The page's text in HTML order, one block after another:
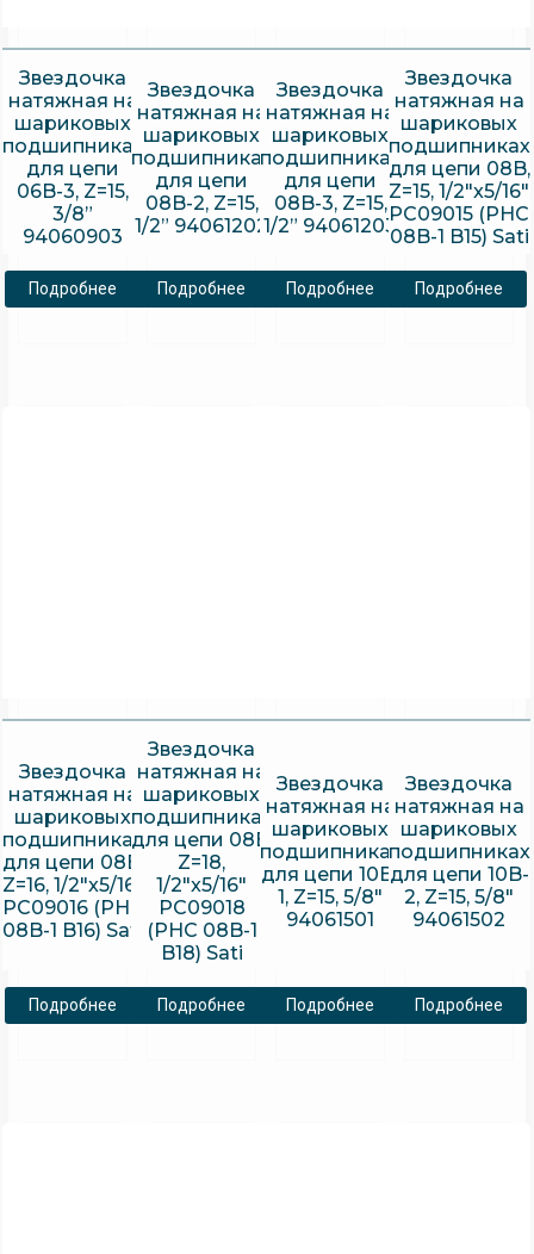
Звездочка
натяжная на
шариковых
подшипниках
для цепи
06B-3, Z=15,
3/8”
94060903
Подробнее
Звездочка
натяжная на
шариковых
подшипниках
для цепи
08B-2, Z=15,
1/2” 94061202
Подробнее
Звездочка
натяжная на
шариковых
подшипниках
для цепи
08B-3, Z=15,
1/2” 94061203
Подробнее
Звездочка
натяжная на
шариковых
подшипниках
для цепи 08B,
Z=15, 1/2″x5/16″
PC09015 (PHC
08B-1 B15) Sati
Подробнее
Звездочка
натяжная на
шариковых
подшипниках
для цепи 08B,
Z=16, 1/2″x5/16″
PC09016 (PHC
08B-1 B16) Sati
Подробнее
Звездочка
натяжная на
шариковых
подшипниках
для цепи 08B,
Z=18,
1/2″x5/16″
PC09018
(PHC 08B-1
B18) Sati
Подробнее
Звездочка
натяжная на
шариковых
подшипниках
для цепи 10B-
1, Z=15, 5/8″
94061501
Подробнее
Звездочка
натяжная на
шариковых
подшипниках
для цепи 10B-
2, Z=15, 5/8″
94061502
Подробнее